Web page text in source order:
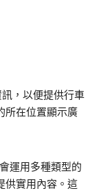
，以便提供行車
所在位置顯示廣
運用多種類型的
供實用內容。這